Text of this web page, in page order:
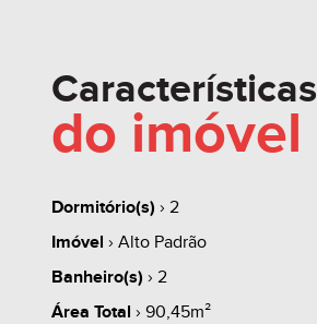
Características
do imóvel
Dormitório(s) › 2
Imóvel › Alto Padrão
Banheiro(s)› 2
Área Total › 90,45m²